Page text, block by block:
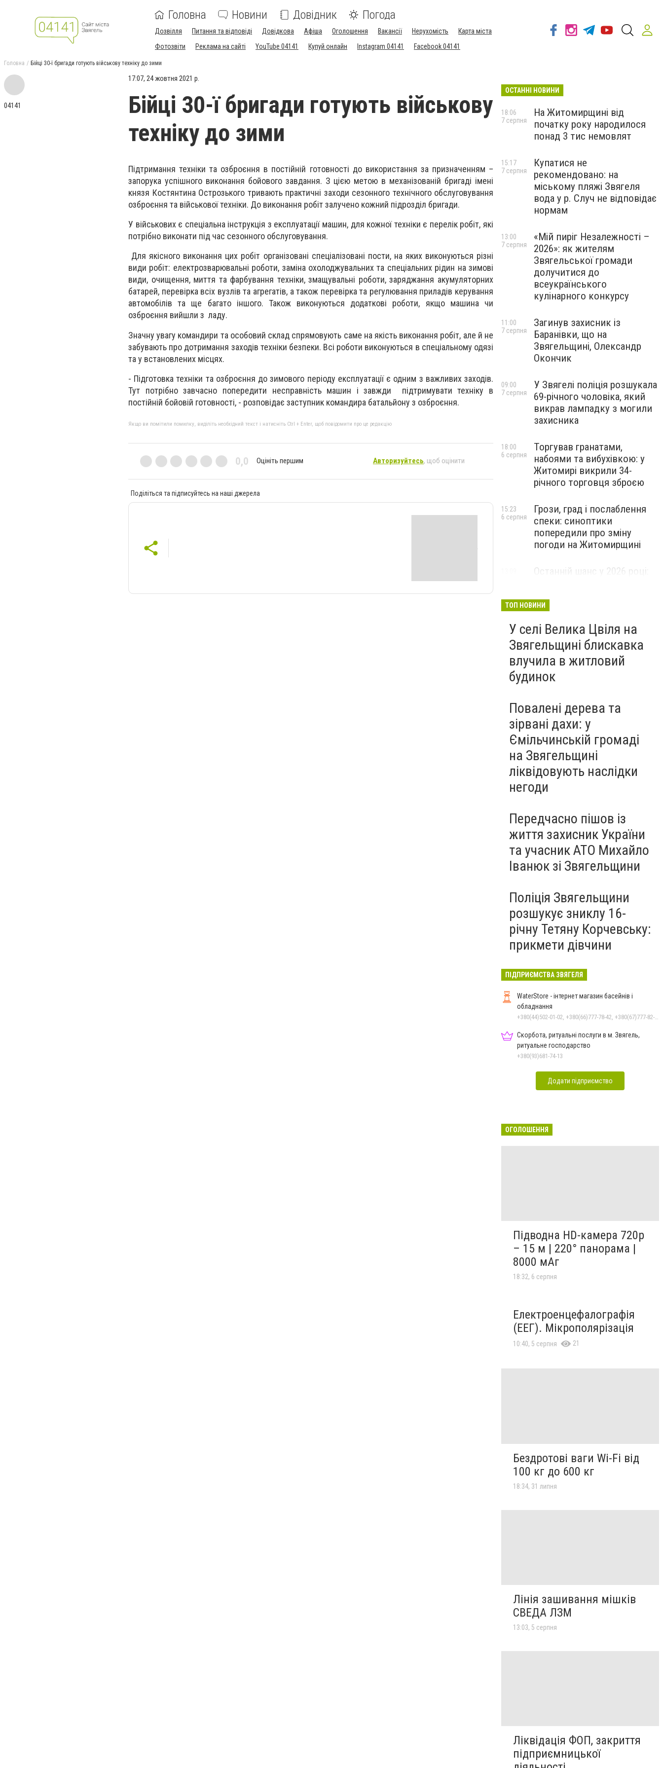
Головна Новини Довідник Погода
Дозвілля Питання та відповіді Довідкова Афіша Оголошення Вакансії Нерухомість
Карта міста
Фотозвіти
Реклама на сайті YouTube 04141 Купуй онлайн Instagram 04141 Facebook 04141
Головна Бійці 30-ї бригади готують військову техніку до зими
04141
17:07, 24 жовтня 2021 р.
Бійці 30-ї бригади готують військову
техніку до зими
Підтримання техніки та озброєння в постійній готовності до використання за призначенням –
запорука успішного виконання бойового завдання. З цією метою в механізованій бригаді імені
князя Костянтина Острозького тривають практичні заходи сезонного технічного обслуговування
озброєння та військової техніки. До виконання робіт залучено кожний підрозділ бригади.
У військових є спеціальна інструкція з експлуатації машин, для кожної техніки є перелік робіт, які
потрібно виконати під час сезонного обслуговування.
Для якісного виконання цих робіт організовані спеціалізовані пости, на яких виконуються різні
види робіт: електрозварювальні роботи, заміна охолоджувальних та спеціальних рідин на зимові
види, очищення, миття та фарбування техніки, змащувальні роботи, заряджання акумуляторних
батарей, перевірка всіх вузлів та агрегатів, а також перевірка та регулювання приладів керування
автомобілів та ще багато іншого. Також виконуються додаткові роботи, якщо машина чи
озброєння вийшли з ладу.
Значну увагу командири та особовий склад спрямовують саме на якість виконання робіт, але й не
забувають про дотримання заходів техніки безпеки. Всі роботи виконуються в спеціальному одязі
та у встановлених місцях.
- Підготовка техніки та озброєння до зимового періоду експлуатації є одним з важливих заходів.
Тут потрібно завчасно попередити несправність машин і завжди підтримувати техніку в
постійній бойовій готовності, - розповідає заступник командира батальйону з озброєння.
Якщо ви помітили помилку, виділіть необхідний текст і натисніть Ctrl + Enter, щоб повідомити про це редакцію
0,0 Оцініть першим Авторизуйтесь, щоб оцінити
Поділіться та підписуйтесь на наші джерела
ОСТАННІ НОВИНИ
На Житомирщині від
початку року народилося
понад 3 тис немовлят
18:06
7 серпня
Купатися не
рекомендовано: на
міському пляжі Звягеля
вода у р. Случ не відповідає
нормам
15:17
7 серпня
«Мій пиріг Незалежності –
2026»: як жителям
Звягельської громади
долучитися до
всеукраїнського
кулінарного конкурсу
13:00
7 серпня
Загинув захисник із
Баранівки, що на
Звягельщині, Олександр
Окончик
11:00
7 серпня
У Звягелі поліція розшукала
69-річного чоловіка, який
викрав лампадку з могили
захисника
09:00
7 серпня
Торгував гранатами,
набоями та вибухівкою: у
Житомирі викрили 34-
річного торговця зброєю
18:00
6 серпня
Грози, град і послаблення
спеки: синоптики
попередили про зміну
погоди на Житомирщині
15:23
6 серпня
Останній шанс у 2026 році:
майбутніх водійок автобусів
ТОП НОВИНИ
У селі Велика Цвіля на
Звягельщині блискавка
влучила в житловий
будинок
Повалені дерева та
зірвані дахи: у
Ємільчинській громаді
на Звягельщині
ліквідовують наслідки
негоди
Передчасно пішов із
життя захисник України
та учасник АТО Михайло
Іванюк зі Звягельщини
Поліція Звягельщини
розшукує зниклу 16-
річну Тетяну Корчевську:
прикмети дівчини
ПІДПРИЄМСТВА ЗВЯГЕЛЯ
WaterStore - інтернет магазин басейнів і
обладнання
+380(44)502-01-02, +380(66)777-78-42, +380(67)777-82-19, +380(67)890-80-80, +380(73)890-80-80, +380(44)502-01-03
Скорбота, ритуальні послуги в м. Звягель,
ритуальне господарство
+380(93)681-74-13
Додати підприємство
ОГОЛОШЕННЯ
Підводна HD-камера 720p
– 15 м | 220° панорама |
8000 мАг
18:32, 6 серпня
Електроенцефалографія
(ЕЕГ). Мікрополярізація
10:40, 5 серпня 21
Бездротові ваги Wi-Fi від
100 кг до 600 кг
18:34, 31 липня
Лінія зашивання мішків
СВЕДА ЛЗМ
13:03, 5 серпня
Ліквідація ФОП, закриття
підприємницької